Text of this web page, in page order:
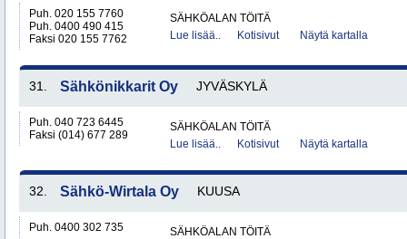
Puh. 020 155 7760
Puh. 0400 490 415
Faksi 020 155 7762
SÄHKÖALAN TÖITÄ
Lue lisää..
Kotisivut Näytä kartalla
31. Sähkönikkarit Oy JYVÄSKYLÄ
Puh. 040 723 6445
Faksi (014) 677 289
SÄHKÖALAN TÖITÄ
Lue lisää..
Kotisivut Näytä kartalla
32. Sähkö-Wirtala Oy KUUSA
Puh. 0400 302 735
SÄHKÖALAN TÖITÄ